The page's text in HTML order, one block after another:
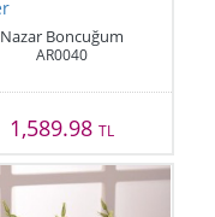
Nazar Boncuğum
AR0040
1,589.98 TL